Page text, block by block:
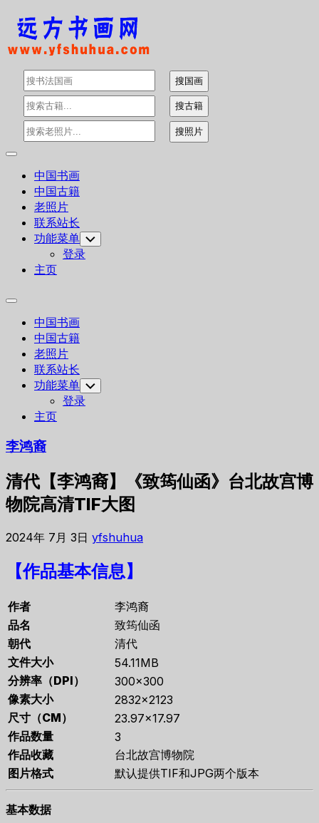
Skip
content
Expand
中国书画
中国古籍
老照片
联系站长
功能菜单 Toggle
Child
Menu
登录
主页
Expand
中国书画
中国古籍
老照片
联系站长
功能菜单 Toggle
Child
Menu
登录
主页
李鸿裔
清代【李鸿裔】《致筠仙函》台北故宫博
物院高清TIF大图
2024年 7月 3日 yfshuhua
【作品基本信息】
作者
李鸿裔
品名
致筠仙函
朝代
清代
文件大小
54.11MB
分辨率（DPI）
300×300
像素大小
2832×2123
尺寸（CM）
23.97×17.97
作品数量
3
作品收藏
台北故宫博物院
图片格式
默认提供TIF和JPG两个版本
基本数据